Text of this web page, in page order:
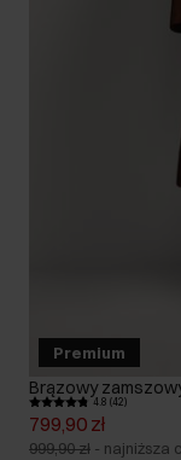
Premium
Brązowy
4.8 (42)
799,90 zł
999,90 zł - najniższa